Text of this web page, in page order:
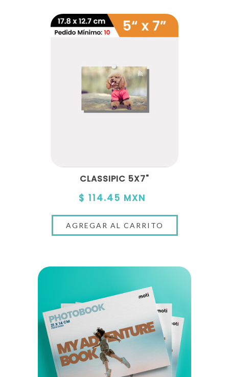
CLASSIPIC 5X7"
$ 114.45 MXN